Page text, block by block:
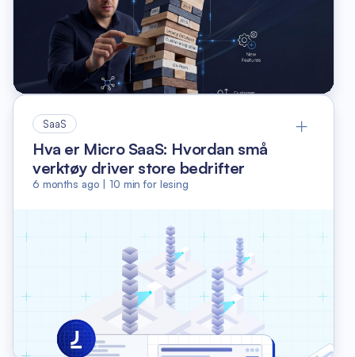
SaaS
Hva er Micro SaaS: Hvordan små
verktøy driver store bedrifter
6 months ago |10 min for lesing